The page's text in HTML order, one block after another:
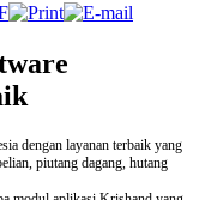
dengan layanan terbaik yang
piutang dagang, hutang